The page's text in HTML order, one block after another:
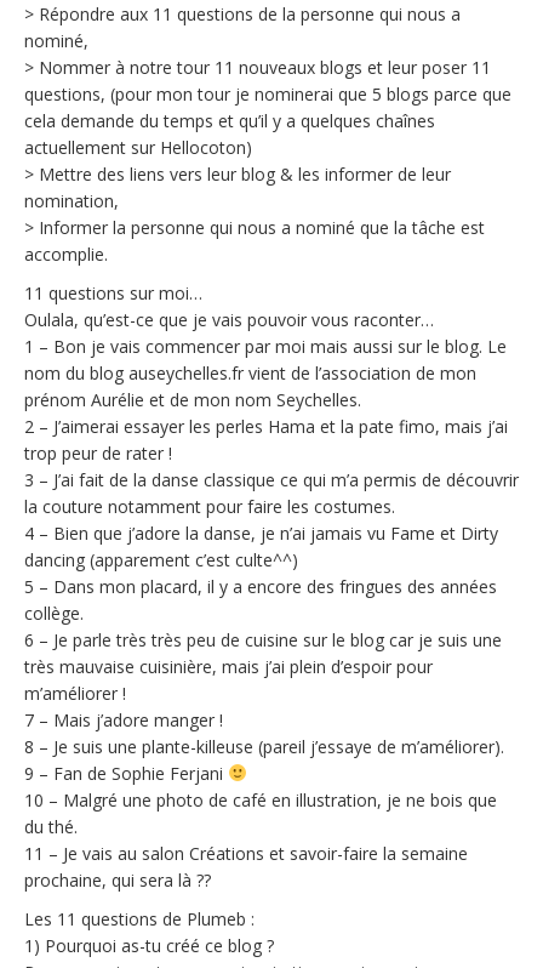
> Répondre aux 11 questions de la personne qui nous a
nominé,
> Nommer à notre tour 11 nouveaux blogs et leur poser 11
questions, (pour mon tour je nominerai que 5 blogs parce que
cela demande du temps et qu’il y a quelques chaînes
actuellement sur Hellocoton)
> Mettre des liens vers leur blog & les informer de leur
nomination,
> Informer la personne qui nous a nominé que la tâche est
accomplie.
11 questions sur moi…
Oulala, qu’est-ce que je vais pouvoir vous raconter…
1 – Bon je vais commencer par moi mais aussi sur le blog. Le
nom du blog auseychelles.fr vient de l’association de mon
prénom Aurélie et de mon nom Seychelles.
2 – J’aimerai essayer les perles Hama et la pate fimo, mais j’ai
trop peur de rater !
3 – J’ai fait de la danse classique ce qui m’a permis de découvrir
la couture notamment pour faire les costumes.
4 – Bien que j’adore la danse, je n’ai jamais vu Fame et Dirty
dancing (apparement c’est culte^^)
5 – Dans mon placard, il y a encore des fringues des années
collège.
6 – Je parle très très peu de cuisine sur le blog car je suis une
très mauvaise cuisinière, mais j’ai plein d’espoir pour
m’améliorer !
7 – Mais j’adore manger !
8 – Je suis une plante-killeuse (pareil j’essaye de m’améliorer).
9 – Fan de Sophie Ferjani
10 – Malgré une photo de café en illustration, je ne bois que
du thé.
11 – Je vais au salon Créations et savoir-faire la semaine
prochaine, qui sera là ??
Les 11 questions de Plumeb :
1) Pourquoi as-tu créé ce blog ?